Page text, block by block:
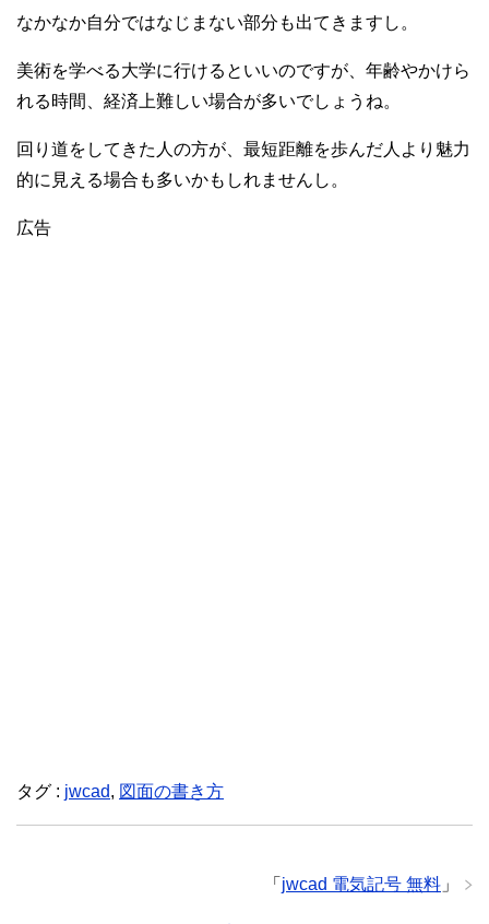
なかなか自分ではなじまない部分も出てきますし。
美術を学べる大学に行けるといいのですが、年齢やかけら
れる時間、経済上難しい場合が多いでしょうね。
回り道をしてきた人の方が、最短距離を歩んだ人より魅力
的に見える場合も多いかもしれませんし。
広告
タグ : jwcad, 図面の書き方
「 jwcad 電気記号 無料 」